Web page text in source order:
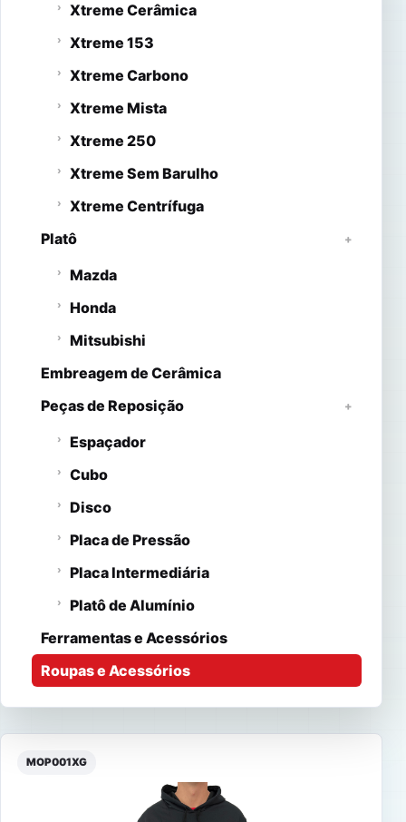
Xtreme Cerâmica
Xtreme 153
Xtreme Carbono
Xtreme Mista
Xtreme 250
Xtreme Sem Barulho
Xtreme Centrífuga
Platô
Mazda
Honda
Mitsubishi
Embreagem de Cerâmica
Peças de Reposição
Espaçador
Cubo
Disco
Placa de Pressão
Placa Intermediária
Platô de Alumínio
Ferramentas e Acessórios
Roupas e Acessórios
MOP001XG